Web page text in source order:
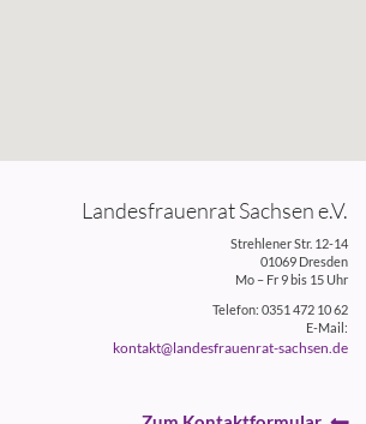
Landesfrauenrat Sachsen e.V.
Strehlener Str. 12-14
01069 Dresden
Mo – Fr 9 bis 15 Uhr
Telefon: 0351 472 10 62
E-Mail:
kontakt@landesfrauenrat-sachsen.de